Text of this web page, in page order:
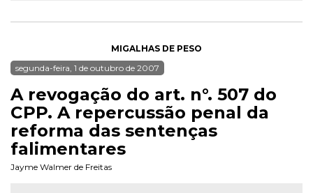
MIGALHAS DE PESO
segunda-feira, 1 de outubro de 2007
A revogação do art. n°. 507 do
CPP. A repercussão penal da
reforma das sentenças
falimentares
Jayme Walmer de Freitas